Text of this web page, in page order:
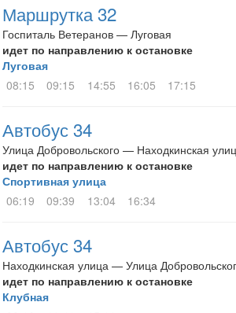
Маршрутка 32
Госпиталь Ветеранов — Луговая
идет по направлению к остановке
Луговая
08:15
09:15 14:55 16:05 17:15
Автобус 34
Улица Добровольского — Находкинская
идет по направлению к остановке
Спортивная улица
06:19
09:39 13:04 16:34
Автобус 34
Находкинская улица — Улица
идет по направлению к остановке
Клубная